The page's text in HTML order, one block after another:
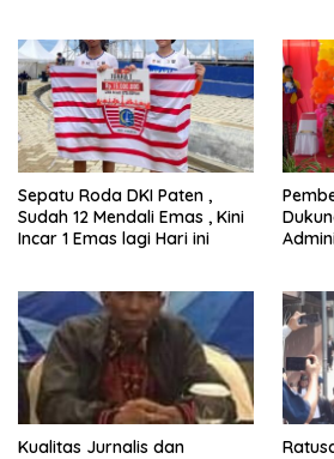
Sepatu Roda DKI Paten ,
Sudah 12 Mendali Emas , Kini
Incar 1 Emas lagi Hari ini
dan
Kualitas Jurnalis dan